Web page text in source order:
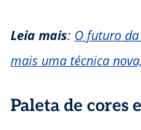
Leia mais: O futuro
mais uma técnica
Paleta de cores